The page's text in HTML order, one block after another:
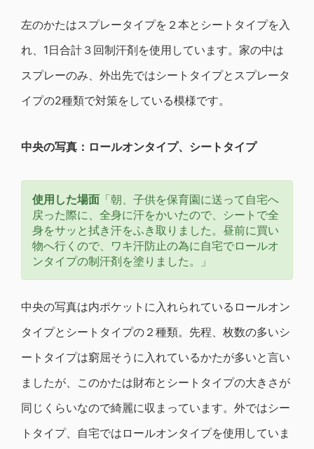
左のかたはスプレータイプを２本とシートタイプを入
れ、1日合計３回制汗剤を使用しています。家の中は
スプレーのみ、外出先ではシートタイプとスプレータ
イプの2種類で対策をしている模様です。
中央の写真：ロールオンタイプ、シートタイプ
使用した場面 「朝、子供を保育園に送って自宅へ
戻った際に、全身に汗をかいたので、シートで全
身をサッと拭き汗をふき取りました。昼前に買い
物へ行くので、ワキ汗防止の為に自宅でロールオ
ンタイプの制汗剤を塗りました。」
中央の写真は内ポケットに入れられているロールオン
タイプとシートタイプの２種類。先程、枚数の多いシ
ートタイプは窮屈そうに入れているかたが多いと言い
ましたが、このかたは財布とシートタイプの大きさが
同じくらいなので綺麗に収まっています。外ではシー
トタイプ、自宅ではロールオンタイプを使用していま